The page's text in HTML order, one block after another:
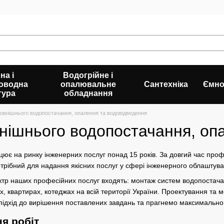
і
Водогрійне і
опалювальне
обладнання
Сантехніка
водопостачання, опалення та водовідведення
водопостачання,
на ринку інженерних послуг понад 15 років. За довгий час
для надання якісних послуг у сфері інженерного
наших професійних послуг входять: монтаж систем
квартирах, котеджах на всій території України. Проектування
до вирішення поставлених завдань та прагнемо максимально
робіт